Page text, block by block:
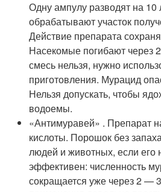
Одну ампулу разводят на 10
обрабатывают участок
Действие препарата
Насекомые погибают через
смесь нельзя, нужно
приготовления. Мурацид
Нельзя допускать, чтобы
водоемы.
«Антимуравей» . Препарат
кислоты. Порошок без
людей и животных, если его
эффективен: численность
сокращается уже через 2 —